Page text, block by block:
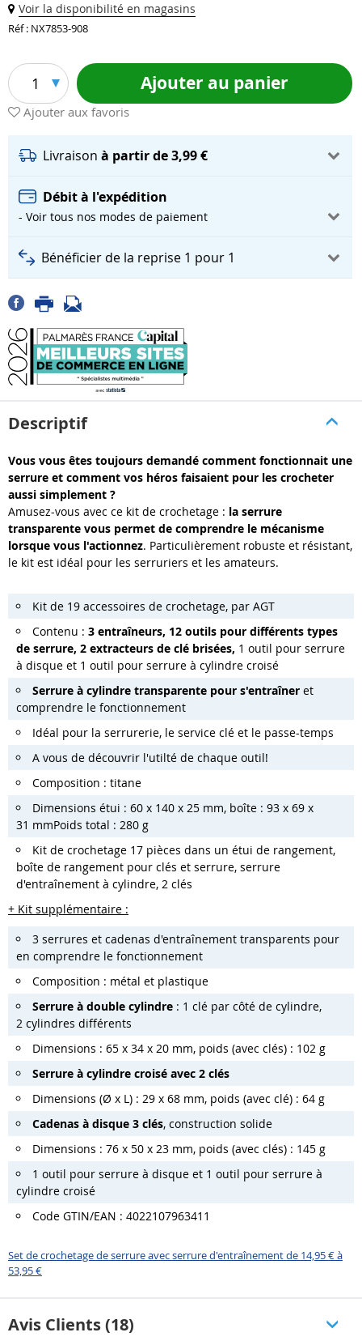
Voir la disponibilité en magasins
Réf : NX7853-908
1 Ajouter au panier
Ajouter aux favoris
Livraison à partir de 3,99 €
Débit à l'expédition
- Voir tous nos modes de paiement
Bénéficier de la reprise 1 pour 1
Descriptif
Vous vous êtes toujours demandé comment fonctionnait une
serrure et comment vos héros faisaient pour les crocheter
aussi simplement ?
Amusez-vous avec ce kit de crochetage : la serrure
transparente vous permet de comprendre le mécanisme
lorsque vous l'actionnez. Particulièrement robuste et résistant,
le kit est idéal pour les serruriers et les amateurs.
Kit de 19 accessoires de crochetage, par AGT
Contenu : 3 entraîneurs, 12 outils pour différents types
de serrure, 2 extracteurs de clé brisées, 1 outil pour serrure
à disque et 1 outil pour serrure à cylindre croisé
Serrure à cylindre transparente pour s'entraîner et
comprendre le fonctionnement
Idéal pour la serrurerie, le service clé et le passe-temps
A vous de découvrir l'utilté de chaque outil!
Composition : titane
Dimensions étui : 60 x 140 x 25 mm, boîte : 93 x 69 x
31 mmPoids total : 280 g
Kit de crochetage 17 pièces dans un étui de rangement,
boîte de rangement pour clés et serrure, serrure
d'entraînement à cylindre, 2 clés
+ Kit supplémentaire :
3 serrures et cadenas d'entraînement transparents pour
en comprendre le fonctionnement
Composition : métal et plastique
Serrure à double cylindre : 1 clé par côté de cylindre,
2 cylindres différents
Dimensions : 65 x 34 x 20 mm, poids (avec clés) : 102 g
Serrure à cylindre croisé avec 2 clés
Dimensions (Ø x L) : 29 x 68 mm, poids (avec clé) : 64 g
Cadenas à disque 3 clés, construction solide
Dimensions : 76 x 50 x 23 mm, poids (avec clés) : 145 g
1 outil pour serrure à disque et 1 outil pour serrure à
cylindre croisé
Code GTIN/EAN : 4022107963411
Set de crochetage de serrure avec serrure d'entraînement de 14,95 € à
53,95 €
Avis Clients (18)